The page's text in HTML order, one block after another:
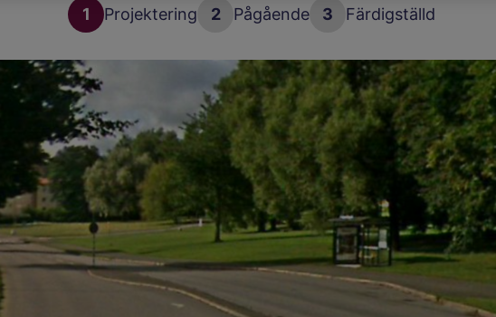
1 Projektering 2 Pågående 3 Färdigställd